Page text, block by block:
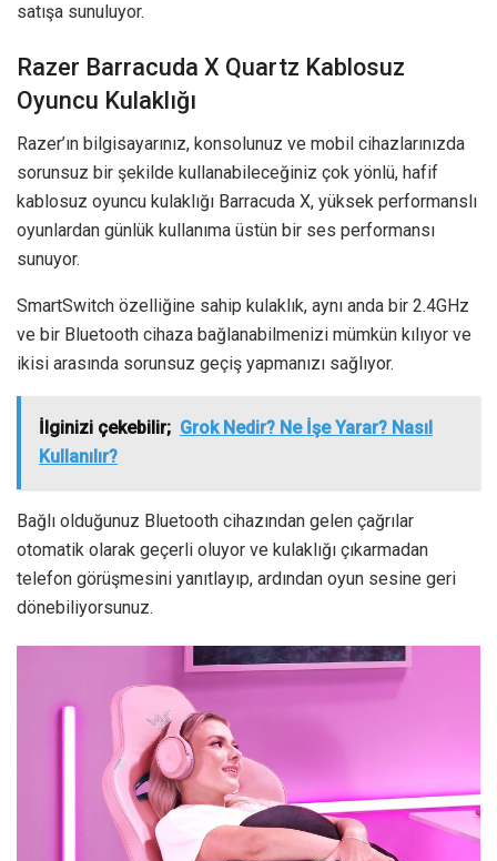
satışa sunuluyor.
Razer Barracuda X Quartz Kablosuz
Oyuncu Kulaklığı
Razer’ın bilgisayarınız, konsolunuz ve mobil cihazlarınızda
sorunsuz bir şekilde kullanabileceğiniz çok yönlü, hafif
kablosuz oyuncu kulaklığı Barracuda X, yüksek performanslı
oyunlardan günlük kullanıma üstün bir ses performansı
sunuyor.
SmartSwitch özelliğine sahip kulaklık, aynı anda bir 2.4GHz
ve bir Bluetooth cihaza bağlanabilmenizi mümkün kılıyor ve
ikisi arasında sorunsuz geçiş yapmanızı sağlıyor.
İlginizi çekebilir; Grok Nedir? Ne İşe Yarar? Nasıl
Kullanılır?
Bağlı olduğunuz Bluetooth cihazından gelen çağrılar
otomatik olarak geçerli oluyor ve kulaklığı çıkarmadan
telefon görüşmesini yanıtlayıp, ardından oyun sesine geri
dönebiliyorsunuz.